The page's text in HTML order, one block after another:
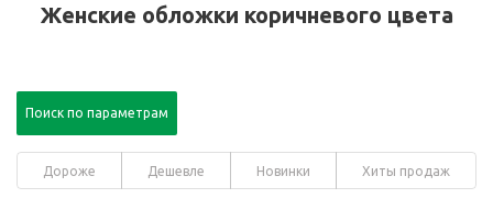
Женские обложки коричневого цвета
Поиск по параметрам
Дороже Дешевле Новинки Хиты продаж